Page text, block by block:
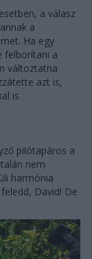
a válasz
a
Ha egy
felborítani a
változtatna
azt is,
is
pilótapáros a
nem
harmónia
David! De